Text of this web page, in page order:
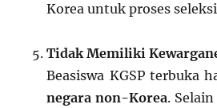
Korea untuk proses
Tidak Memiliki
Beasiswa KGSP terbuka
negara non-Korea.